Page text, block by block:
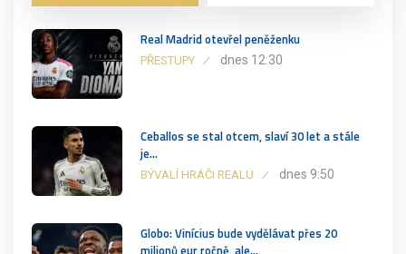
Real Madrid otevřel peněženku
PŘESTUPY dnes 12:30
Ceballos se stal otcem, slaví 30 let a stále
je…
BÝVALÍ HRÁČI REALU dnes 9:50
Globo: Vinícius bude vydělávat přes 20